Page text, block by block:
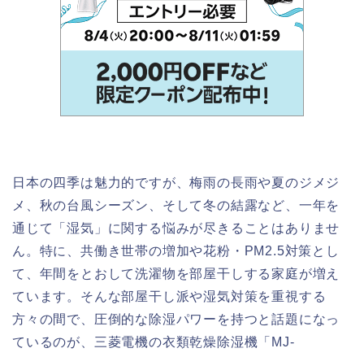
日本の四季は魅力的ですが、梅雨の長雨や夏のジメジ
メ、秋の台風シーズン、そして冬の結露など、一年を
通じて「湿気」に関する悩みが尽きることはありませ
ん。特に、共働き世帯の増加や花粉・PM2.5対策とし
て、年間をとおして洗濯物を部屋干しする家庭が増え
ています。そんな部屋干し派や湿気対策を重視する
方々の間で、圧倒的な除湿パワーを持つと話題になっ
ているのが、三菱電機の衣類乾燥除湿機「MJ-